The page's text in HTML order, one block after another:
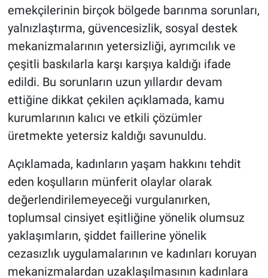
emekçilerinin birçok bölgede barınma sorunları,
yalnızlaştırma, güvencesizlik, sosyal destek
mekanizmalarının yetersizliği, ayrımcılık ve
çeşitli baskılarla karşı karşıya kaldığı ifade
edildi. Bu sorunların uzun yıllardır devam
ettiğine dikkat çekilen açıklamada, kamu
kurumlarının kalıcı ve etkili çözümler
üretmekte yetersiz kaldığı savunuldu.
Açıklamada, kadınların yaşam hakkını tehdit
eden koşulların münferit olaylar olarak
değerlendirilemeyeceği vurgulanırken,
toplumsal cinsiyet eşitliğine yönelik olumsuz
yaklaşımların, şiddet faillerine yönelik
cezasızlık uygulamalarının ve kadınları koruyan
mekanizmalardan uzaklaşılmasının kadınlara
Politika
Magazin
Çevre
Haberde İnsan